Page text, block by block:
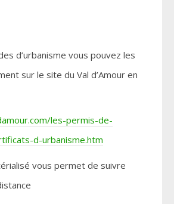
d’urbanisme vous pouvez les
sur le site du Val d’Amour en
les-permis-de-
d-urbanisme.htm
vous permet de suivre